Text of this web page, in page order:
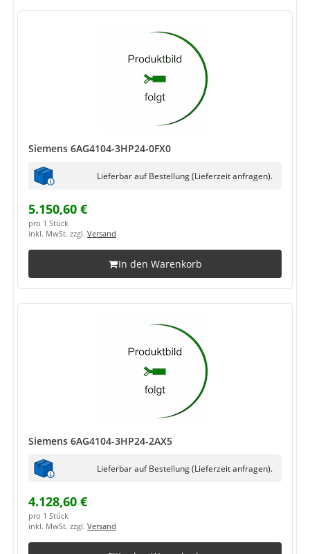
Siemens 6AG4104-3HP24-0FX0
Lieferbar auf Bestellung (Lieferzeit anfragen).
5.150,60 €
pro 1 Stück
inkl. MwSt. zzgl. Versand
In den Warenkorb
Siemens 6AG4104-3HP24-2AX5
Lieferbar auf Bestellung (Lieferzeit anfragen).
4.128,60 €
pro 1 Stück
inkl. MwSt. zzgl. Versand